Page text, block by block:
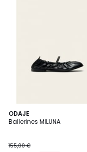
ODAJE
Ballerines MILUNA
155,00 €